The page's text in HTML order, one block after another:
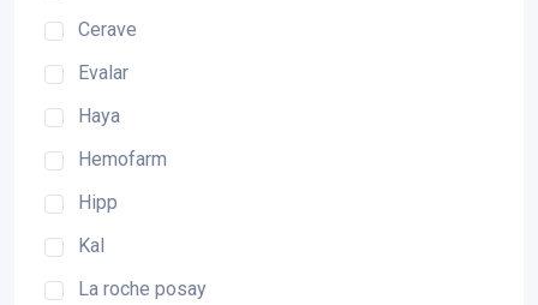
Cerave
Evalar
Haya
Hemofarm
Hipp
Kal
La roche posay